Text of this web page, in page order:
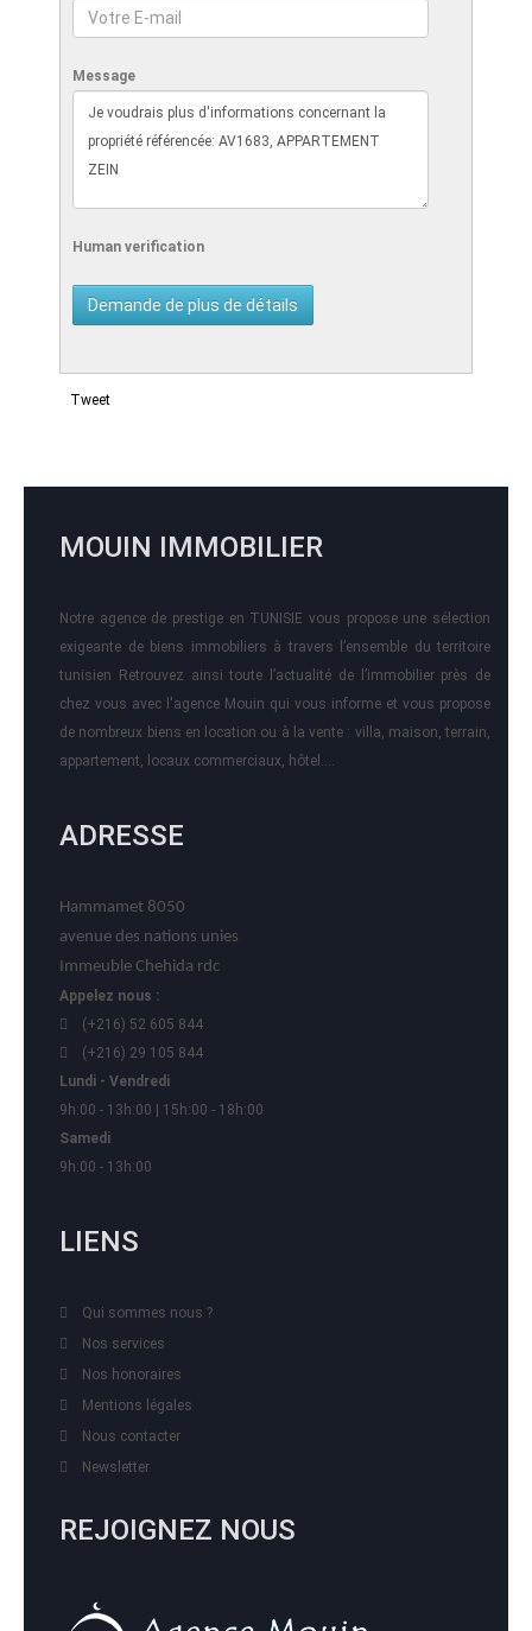
Message
Human verification
Tweet
MOUIN IMMOBILIER
Notre agence de prestige en TUNISIE vous propose une sélection
exigeante de biens immobiliers à travers l’ensemble du territoire
tunisien Retrouvez ainsi toute l’actualité de l’immobilier près de
chez vous avec l'agence Mouin qui vous informe et vous propose
de nombreux biens en location ou à la vente : villa, maison, terrain,
appartement, locaux commerciaux, hôtel….
ADRESSE
Hammamet 8050
avenue des nations unies
Immeuble Chehida rdc
Appelez nous :
(+216) 52 605 844
(+216) 29 105 844
Lundi - Vendredi
9h:00 - 13h:00 | 15h:00 - 18h:00
Samedi
9h:00 - 13h:00
LIENS
Qui sommes nous ?
Nos services
Nos honoraires
Mentions légales
Nous contacter
Newsletter
REJOIGNEZ NOUS